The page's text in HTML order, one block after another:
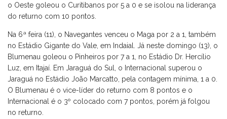
o Oeste goleou o Curitibanos por 5 a 0 e se isolou na liderança
do returno com 10 pontos.
Na 6ª feira (11), o Navegantes venceu o Maga por 2 a 1, também
no Estádio Gigante do Vale, em Indaial. Já neste domingo (13), o
Blumenau goleou o Pinheiros por 7 a 1, no Estádio Dr. Hercílio
Luz, em Itajaí. Em Jaraguá do Sul, o Internacional superou o
Jaraguá no Estádio João Marcatto, pela contagem mínima, 1 a 0.
O Blumenau é o vice-líder do returno com 8 pontos e o
Internacional é o 3º colocado com 7 pontos, porém já folgou
no returno.